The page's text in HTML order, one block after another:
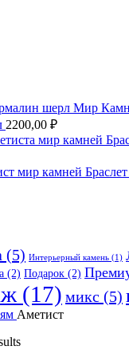
2200,00 ₽
(5) Интерьерный камень (1)
(2) Подарок (2)
(17) микс (5)
Аметист